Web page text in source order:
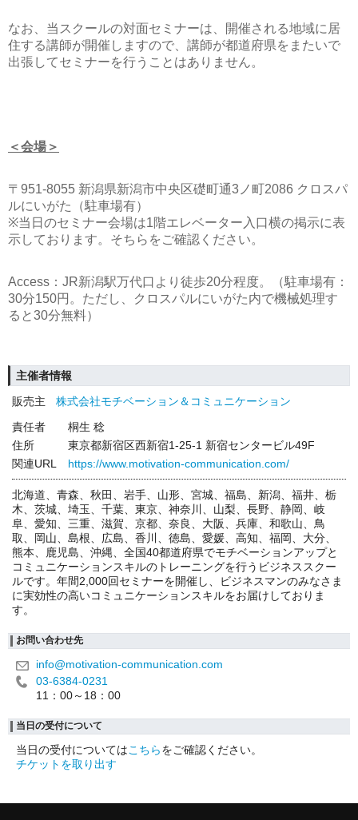
なお、当スクールの対面セミナーは、開催される地域に居
住する講師が開催しますので、講師が都道府県をまたいで
出張してセミナーを行うことはありません。
＜会場＞
〒951-8055 新潟県新潟市中央区礎町通3ノ町2086 クロスパ
ルにいがた（駐車場有）
※当日のセミナー会場は1階エレベーター入口横の掲示に表
示しております。そちらをご確認ください。
Access：JR新潟駅万代口より徒歩20分程度。（駐車場有：
30分150円。ただし、クロスパルにいがた内で機械処理す
ると30分無料）
主催者情報
販売主
株式会社モチベーション＆コミュニケーション
責任者
桐生 稔
住所
東京都新宿区西新宿1-25-1 新宿センタービル49F
関連URL
https://www.motivation-communication.com/
北海道、青森、秋田、岩手、山形、宮城、福島、新潟、福井、栃
木、茨城、埼玉、千葉、東京、神奈川、山梨、長野、静岡、岐
阜、愛知、三重、滋賀、京都、奈良、大阪、兵庫、和歌山、鳥
取、岡山、島根、広島、香川、徳島、愛媛、高知、福岡、大分、
熊本、鹿児島、沖縄、全国40都道府県でモチベーションアップと
コミュニケーションスキルのトレーニングを行うビジネススクー
ルです。年間2,000回セミナーを開催し、ビジネスマンのみなさま
に実効性の高いコミュニケーションスキルをお届けしておりま
す。
お問い合わせ先
info@motivation-communication.com
03-6384-0231
11：00～18：00
当日の受付について
当日の受付についてはこちらをご確認ください。
チケットを取り出す